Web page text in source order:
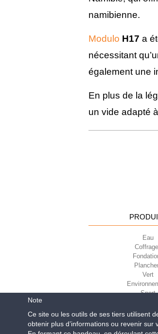
namibienne.
Modulo H17 a
nécessitant
également une
En plus de la
un vide adapté
Eau
Vert
Sport
Note
Ce site ou les outils de ses tiers utilisent
obtenir plus d’informations ou revenir